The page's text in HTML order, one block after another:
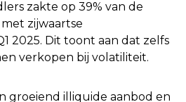
zakte op 39% van de
zijwaartse
2025. Dit toont aan dat zelfs
verkopen bij volatiliteit.
groeiend illiquide aanbod en